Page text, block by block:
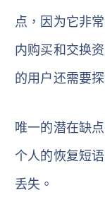
点，因为它非
内购买和交换
的用户还需要
唯一的潜在缺
个人的恢复短
丢失。